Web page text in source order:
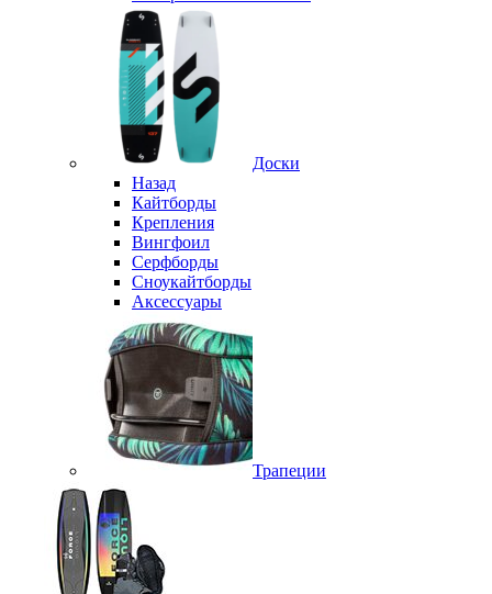
Доски
Назад
Кайтборды
Крепления
Вингфоил
Серфборды
Сноукайтборды
Аксессуары
Трапеции